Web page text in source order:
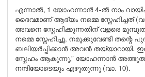
എന്നാൽ, 1 യോഹന്നാൻ 4-ൽ നാം
ദൈവമാണ് ആദ്യം നമ്മെ സ്നേഹിച്ചത്
അവനെ സ്നേഹിക്കുന്നതിന് വളരെ
നമ്മെ സ്നേഹിച്ചു, നമുക്കുവേണ്ടി തന്റെ
ബലിയർപ്പിക്കാൻ അവൻ തയ്യാറായി.
സ്നേഹം ആകുന്നു,” യോഹന്നാൻ
നന്ദിയോടെയും എഴുതുന്നു (വാ. 10).